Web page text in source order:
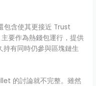
包含使其更接近 Trust
要作為熱錢包運行，提供
持有同時仍參與區塊鏈生
的討論就不完整。雖然